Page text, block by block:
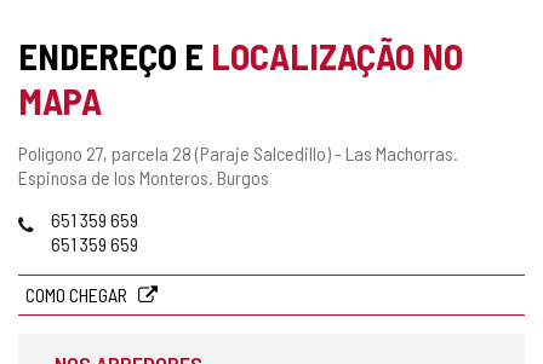
ENDEREÇO E LOCALIZAÇÃO NO
MAPA
Endereço
postal
Polígono 27, parcela 28 (Paraje Salcedillo) - Las Machorras.
Espinosa de los Monteros. Burgos
Telefones
651 359 659
651 359 659
COMO CHEGAR